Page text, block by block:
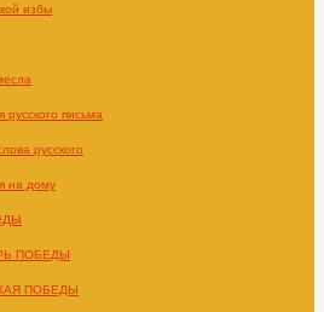
избы
русского письма
русского
на дому
ПОБЕДЫ
ПОБЕДЫ